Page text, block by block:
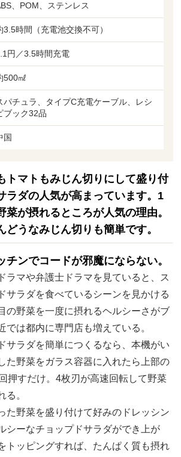
、POM、ステンレス
3.5時間（充電池交換不可）
円／3.5時間充電
500㎖
パチュラ、タイプC充電ケーブル、レシ
ブック32品
国
トマトもみじん切りにして盛り付
ラダの人気が高まっています。1
菜が摂れるところが人気の理由。
どうなみじん切りも簡単です。
チンでコードが邪魔にならない。
マや弁護士ドラマを見ていると、ス
サラダを食べているシーンを見かける
の野菜を一度に摂れるヘルシーさがブ
では都内に専門店も増えている。
サラダを簡単につくるなら、本機がい
た野菜をガラス容器に入れたら上部の
押すだけ。4枚刃が高速回転して野菜
る。
た野菜を盛り付けて好みのドレッシン
シーなチョップドサラダができ上が
トッピングすれば、たんぱく質も摂れ